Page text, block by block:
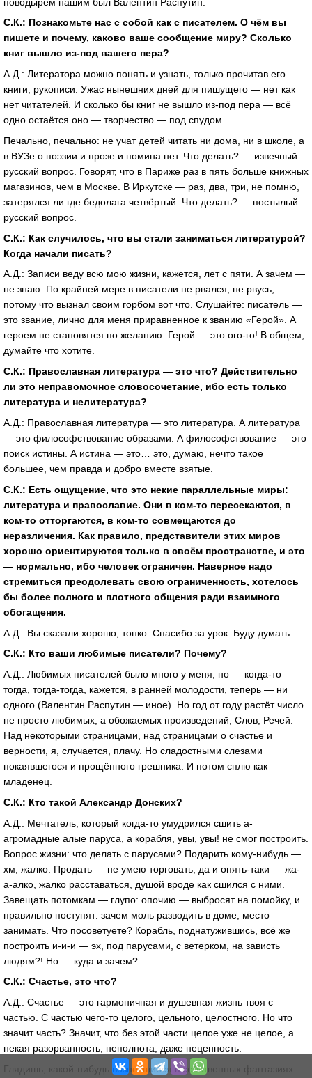
С.К.: Познакомьте нас с собой как с писателем. О чём вы
пишете и почему, каково ваше сообщение миру? Сколько
книг вышло из-под вашего пера?
А.Д.: Литератора можно понять и узнать, только прочитав его
книги, рукописи. Ужас нынешних дней для пишущего — нет как
нет читателей. И сколько бы книг не вышло из-под пера — всё
одно остаётся оно — творчество — под спудом.
Печально, печально: не учат детей читать ни дома, ни в школе, а
в ВУЗе о поэзии и прозе и помина нет. Что делать? — извечный
русский вопрос. Говорят, что в Париже раз в пять больше книжных
магазинов, чем в Москве. В Иркутске — раз, два, три, не помню,
затерялся ли где бедолага четвёртый. Что делать? — постылый
русский вопрос.
С.К.: Как случилось, что вы стали заниматься литературой?
Когда начали писать?
А.Д.: Записи веду всю мою жизни, кажется, лет с пяти. А зачем —
не знаю. По крайней мере в писатели не рвался, не рвусь,
потому что вызнал своим горбом вот что. Слушайте: писатель —
это звание, лично для меня приравненное к званию «Герой». А
героем не становятся по желанию. Герой — это ого-го! В общем,
думайте что хотите.
С.К.: Православная литература — это что? Действительно
ли это неправомочное словосочетание, ибо есть только
литература и нелитература?
А.Д.: Православная литература — это литература. А литература
— это философствование образами. А философствование — это
поиск истины. А истина — это… это, думаю, нечто такое
большее, чем правда и добро вместе взятые.
С.К.: Есть ощущение, что это некие параллельные миры:
литература и православие. Они в ком-то пересекаются, в
ком-то отторгаются, в ком-то совмещаются до
неразличения. Как правило, представители этих миров
хорошо ориентируются только в своём пространстве, и это
— нормально, ибо человек ограничен. Наверное надо
стремиться преодолевать свою ограниченность, хотелось
бы более полного и плотного общения ради взаимного
обогащения.
А.Д.: Вы сказали хорошо, тонко. Спасибо за урок. Буду думать.
С.К.: Кто ваши любимые писатели? Почему?
А.Д.: Любимых писателей было много у меня, но — когда-то
тогда, тогда-тогда, кажется, в ранней молодости, теперь — ни
одного (Валентин Распутин — иное). Но год от году растёт число
не просто любимых, а обожаемых произведений, Слов, Речей.
Над некоторыми страницами, над страницами о счастье и
верности, я, случается, плачу. Но сладостными слезами
покаявшегося и прощённого грешника. И потом сплю как
младенец.
С.К.: Кто такой Александр Донских?
А.Д.: Мечтатель, который когда-то умудрился сшить а-
агромадные алые паруса, а корабля, увы, увы! не смог построить.
Вопрос жизни: что делать с парусами? Подарить кому-нибудь —
хм, жалко. Продать — не умею торговать, да и опять-таки — жа-
а-алко, жалко расставаться, душой вроде как сшился с ними.
Завещать потомкам — глупо: опочию — выбросят на помойку, и
правильно поступят: зачем моль разводить в доме, место
занимать. Что посоветуете? Корабль, поднатужившись, всё же
построить и-и-и — эх, под парусами, с ветерком, на зависть
людям?! Но — куда и зачем?
С.К.: Счастье, это что?
А.Д.: Счастье — это гармоничная и душевная жизнь твоя с
частью. С частью чего-то целого, цельного, целостного. Но что
значит часть? Значит, что без этой части целое уже не целое, а
некая разорванность, неполнота, даже неценность.
Глядишь, какой-нибудь вознёсшийся в собственных фантазиях